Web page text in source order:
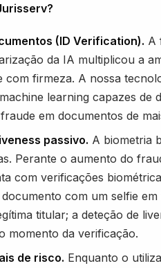
(ID Verification). A
da IA multiplicou a
firmeza. A nossa
learning capazes de
em documentos de
passivo. A biometria
Perante o aumento do
com verificações
com um selfie
titular; a deteção de
momento da verificação.
de risco. Enquanto o